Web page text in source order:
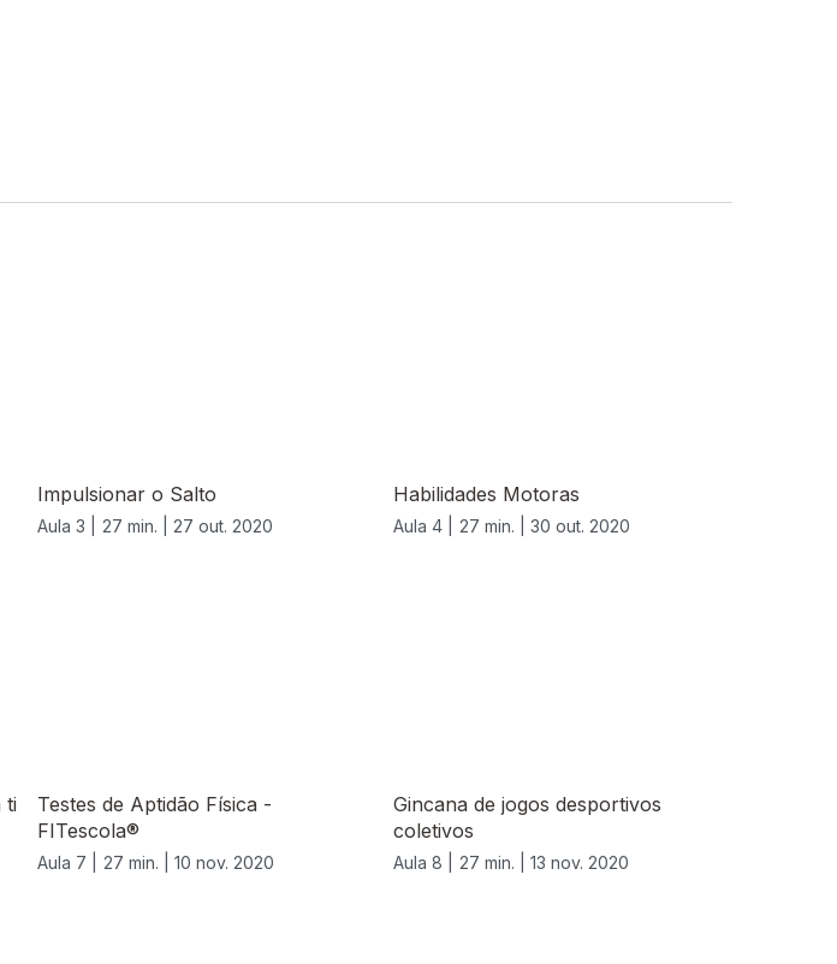
Impulsionar o Salto
Aula 3 | 27 min. | 27 out. 2020
Habilidades Motoras
Aula 4 | 27 min. | 30 out. 2020
ti
Testes de Aptidão Física -
FITescola®
Aula 7 | 27 min. | 10 nov. 2020
Gincana de jogos desportivos
coletivos
Aula 8 | 27 min. | 13 nov. 2020